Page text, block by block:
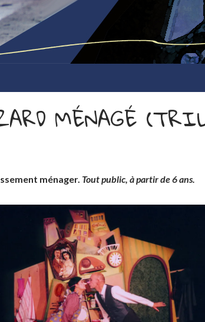
MÉNAGÉ
ménager. Tout public, à partir de 6 ans.